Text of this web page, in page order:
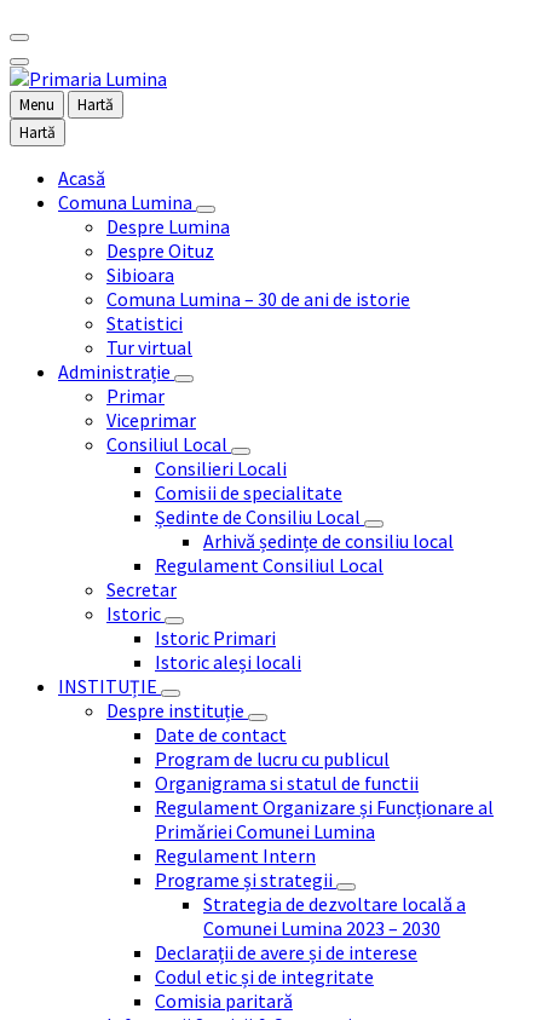
Menu
Hartă
Hartă
Acasă
Comuna Lumina
Despre Lumina
Despre Oituz
Sibioara
Comuna Lumina – 30 de ani de istorie
Statistici
Tur virtual
Administrație
Primar
Viceprimar
Consiliul Local
Consilieri Locali
Comisii de specialitate
Ședinte de Consiliu Local
Arhivă ședințe de consiliu local
Regulament Consiliul Local
Secretar
Istoric
Istoric Primari
Istoric aleși locali
INSTITUȚIE
Despre instituție
Date de contact
Program de lucru cu publicul
Organigrama si statul de functii
Regulament Organizare și Funcționare al
Primăriei Comunei Lumina
Regulament Intern
Programe și strategii
Strategia de dezvoltare locală a
Comunei Lumina 2023 – 2030
Declarații de avere și de interese
Codul etic și de integritate
Comisia paritară